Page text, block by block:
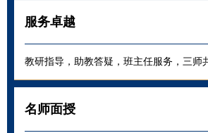
服务卓越
教研指导，助教答疑，班主任服务，三师
名师面授